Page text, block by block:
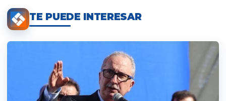
TE PUEDE INTERESAR